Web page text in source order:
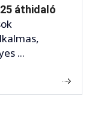
áthidaló
...